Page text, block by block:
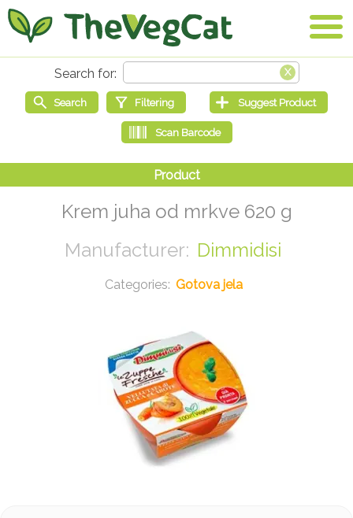
Krem juha od mrkve 620 g
Dimmidisi
Gotova jela